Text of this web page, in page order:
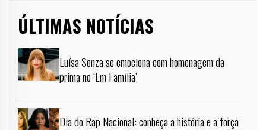
ÚLTIMAS NOTÍCIAS
Luísa Sonza se emociona com homenagem da
prima no ‘Em Família’
Dia do Rap Nacional: conheça a história e a força